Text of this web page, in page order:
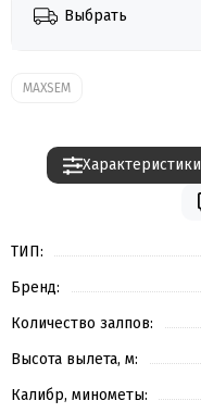
Выбрать
MAXSEM
Характеристики
ТИП:
Бренд:
Количество залпов:
Высота вылета, м:
Калибр, минометы: